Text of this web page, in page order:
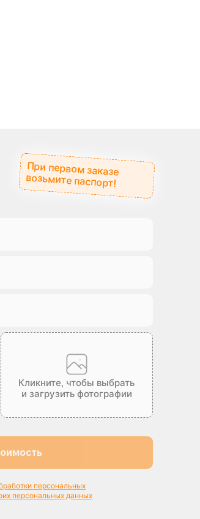
При первом заказе
возьмите паспорт!
Кликните, чтобы выбрать
и загрузить фотографии
персональных
персональных данных